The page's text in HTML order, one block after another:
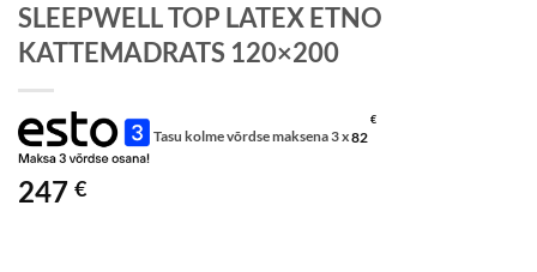
SLEEPWELL TOP LATEX ETNO
KATTEMADRATS 120×200
Tasu kolme võrdse maksena 3 x82
€
247 €